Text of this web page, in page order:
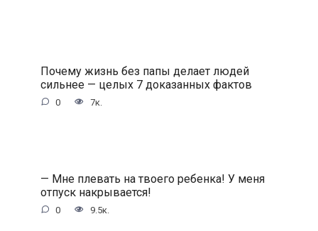
Почему жизнь без папы делает людей
сильнее — целых 7 доказанных фактов
0 7к.
— Мне плевать на твоего ребенка! У меня
отпуск накрывается!
0 9.5к.